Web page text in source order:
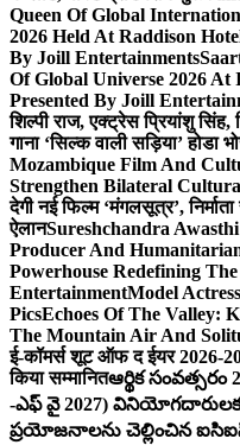
Queen Of Global
2026 Held At Raddison
By Joill Entertainments
Of Global Universe 2026
Presented By Joill
शिल्पी राज, एक्ट्रेस प्रियांशु सिंह,
गाना ‘सिल्क वाली सड़िया’ होडा
Mozambique Film And
Strengthen Bilateral
देगी नई फिल्म ‘मंगलसूत्र’,
ऐलानSureshchandra
Producer And
Powerhouse Redefining
EntertainmentModel
PicsEchoes Of The Valley:
The Mountain Air And
ई-कॉमर्स शूट ऑफ द ईयर 2026-
किया सम्मानितఆర్థిక
-ఎఫ్ వై 2027)
ప్రయోజనాలను చెల్లించిన